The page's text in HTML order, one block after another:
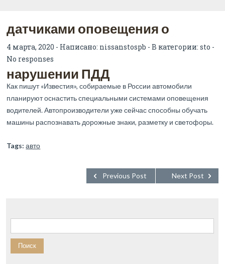
датчиками оповещения о
нарушении ПДД
4 марта, 2020 - Написано: nissanstospb - В категории:sto -
No responses
Как пишут «Известия», собираемые в России автомобили
планируют оснастить специальными системами оповещения
водителей. Автопроизводители уже сейчас способны обучать
машины распознавать дорожные знаки, разметку и светофоры.
Tags: авто
Next Post
Previous Post
Найти: